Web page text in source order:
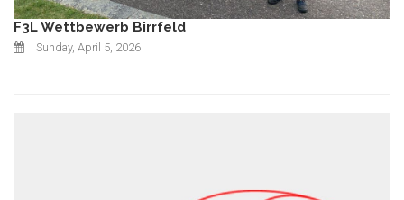
F3L Wettbewerb Birrfeld
Sunday, April 5, 2026